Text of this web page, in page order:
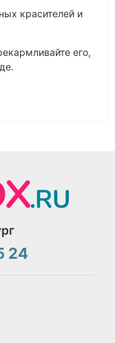
красителей и
его,
24